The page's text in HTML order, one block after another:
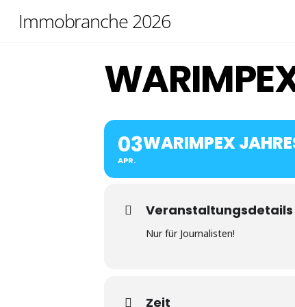
Immobranche 2026
03
APR.
WARIMPEX
Veranstaltungsdetails
Nur für Journalisten!
Zeit